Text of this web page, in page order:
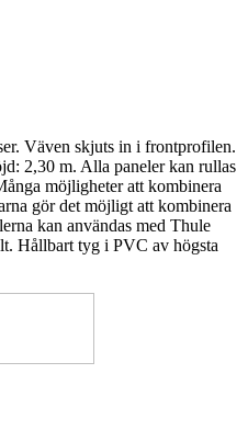
Väven skjuts in i frontprofilen.
2,30 m. Alla paneler kan rullas
möjligheter att kombinera
gör det möjligt att kombinera
kan användas med Thule
Hållbart tyg i PVC av högsta